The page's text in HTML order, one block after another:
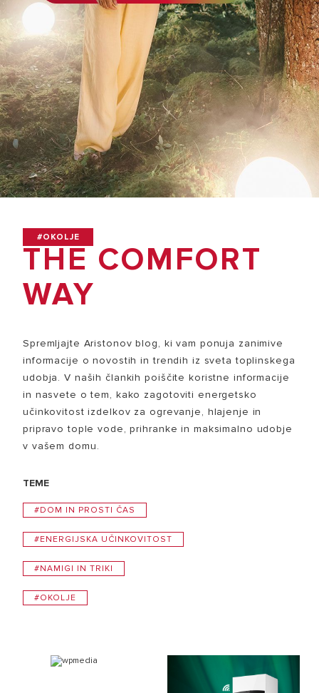
#OKOLJE
THE COMFORT
WAY
Spremljajte Aristonov blog, ki vam ponuja zanimive
informacije o novostih in trendih iz sveta toplinskega
udobja. V naših člankih poiščite koristne informacije
in nasvete o tem, kako zagotoviti energetsko
učinkovitost izdelkov za ogrevanje, hlajenje in
pripravo tople vode, prihranke in maksimalno udobje
v vašem domu.
TEME
#DOM IN PROSTI ČAS
#ENERGIJSKA UČINKOVITOST
#NAMIGI IN TRIKI
#OKOLJE